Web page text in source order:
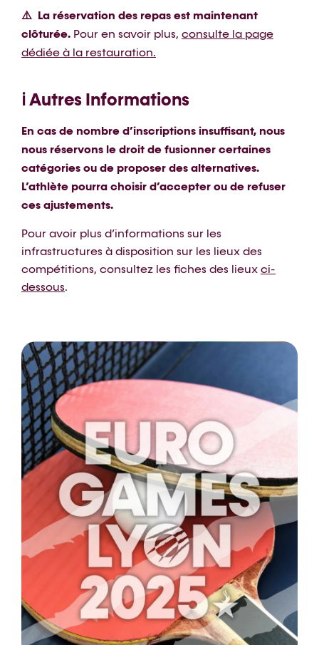
⚠️ La réservation des repas est maintenant
clôturée. Pour en savoir plus, consulte la page
dédiée à la restauration.
ℹ️ Autres Informations
En cas de nombre d’inscriptions insuffisant, nous
nous réservons le droit de fusionner certaines
catégories ou de proposer des alternatives.
L’athlète pourra choisir d’accepter ou de refuser
ces ajustements.
Pour avoir plus d’informations sur les
infrastructures à disposition sur les lieux des
compétitions, consultez les fiches des lieux ci-
dessous.